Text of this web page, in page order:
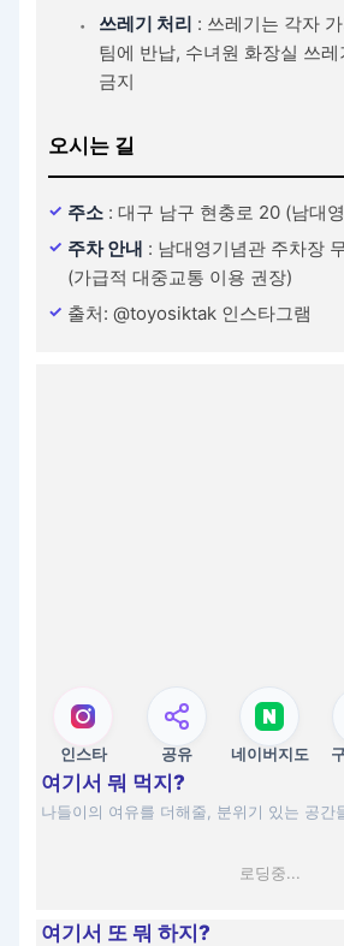
쓰레기 처리 : 쓰레기는 각자
팀에 반납, 수녀원 화장실 쓰
금지
오시는 길
주소 : 대구 남구 현충로 20 (남대
주차 안내 : 남대영기념관 주차장
(가급적 대중교통 이용 권장)
출처: @toyosiktak 인스타그램
인스타 공유 네이버지도
여기서 뭐 먹지?
나들이의 여유를 더해줄, 분위기 있는 공간
로딩중...
여기서 또 뭐 하지?